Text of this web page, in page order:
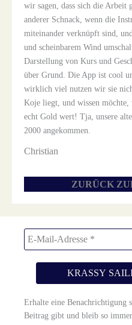
wir sagen, dass sich die Arbeit
anderer Schnack, wenn die
miteinander verknüpft sind,
und scheinbarem Wind
Darstellung von Kurs und
über Grund. Die App ist cool
wirklich viel nutzen wir sie
Koje liegt, und wissen
echt Gold wert! Tja, unsere
2000 angekommen.
Christian
ZURÜCK
Erhalte eine Benachrichtigung
Beitrag gibt und bleib so